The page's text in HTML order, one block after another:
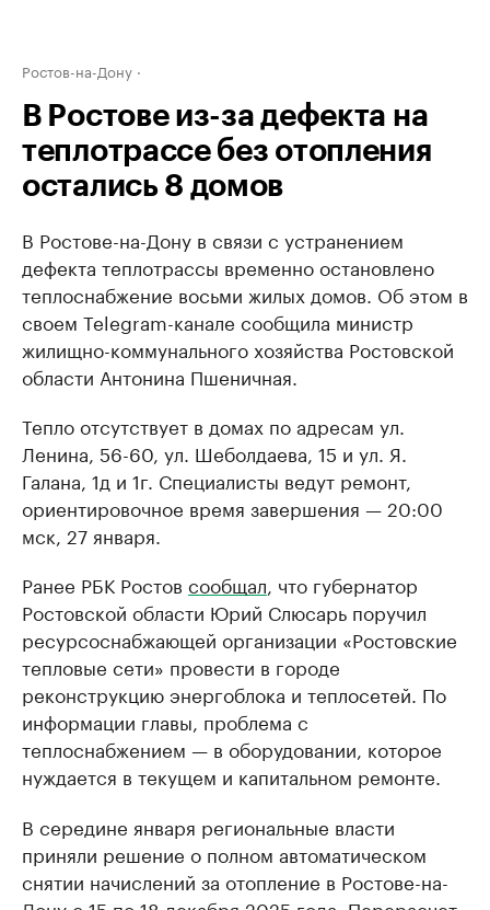
Ростов-на-Дону
В Ростове из-за дефекта на
теплотрассе без отопления
остались 8 домов
В Ростове-на-Дону в связи с устранением
дефекта теплотрассы временно остановлено
теплоснабжение восьми жилых домов. Об этом в
своем Telegram-канале сообщила министр
жилищно-коммунального хозяйства Ростовской
области Антонина Пшеничная.
Тепло отсутствует в домах по адресам ул.
Ленина, 56-60, ул. Шеболдаева, 15 и ул. Я.
Галана, 1д и 1г. Специалисты ведут ремонт,
ориентировочное время завершения — 20:00
мск, 27 января.
Ранее РБК Ростов сообщал , что губернатор
Ростовской области Юрий Слюсарь поручил
ресурсоснабжающей организации «Ростовские
тепловые сети» провести в городе
реконструкцию энергоблока и теплосетей. По
информации главы, проблема с
теплоснабжением — в оборудовании, которое
нуждается в текущем и капитальном ремонте.
В середине января региональные власти
приняли решение о полном автоматическом
снятии начислений за отопление в Ростове-на-